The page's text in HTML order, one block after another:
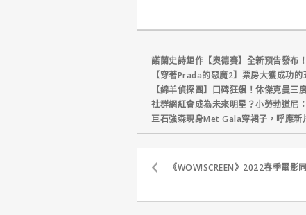
諾蘭史詩鉅作【奧德賽】全新預告發布
【穿著Prada的惡魔2】票房大獲成功的
【綿羊偵探團】口碑狂飆！休傑克曼三
社群網紅會成為未來明星？小勞勃道尼
巨石強森現身Met Gala穿裙子，呼應新
《WOW!SCREEN》2022春季電影